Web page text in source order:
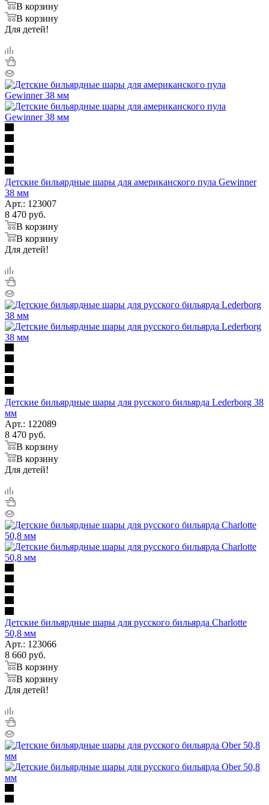
В корзину
В корзину
Для детей!
Детские бильярдные шары для американского пула Gewinner
38 мм
Арт.: 123007
8 470 руб.
В корзину
В корзину
Для детей!
Детские бильярдные шары для русского бильярда Lederborg 38
мм
Арт.: 122089
8 470 руб.
В корзину
В корзину
Для детей!
Детские бильярдные шары для русского бильярда Charlotte
50,8 мм
Арт.: 123066
8 660 руб.
В корзину
В корзину
Для детей!